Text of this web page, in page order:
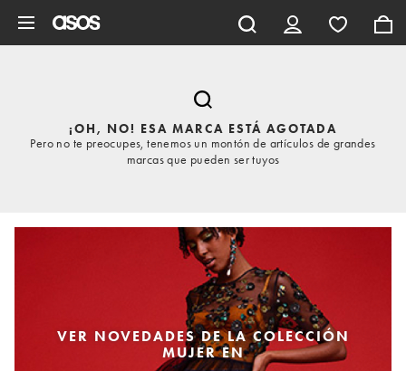
¡OH, NO! ESA MARCA ESTÁ AGOTADA
Pero no te preocupes, tenemos un montón de artículos de grandes
marcas que pueden ser tuyos
VER NOVEDADES DE LA COLECCIÓN
MUJER EN